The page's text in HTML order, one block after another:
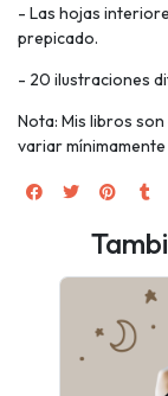
- Las hojas
prepicado.
- 20 ilustraciones
Nota: Mis libros
variar